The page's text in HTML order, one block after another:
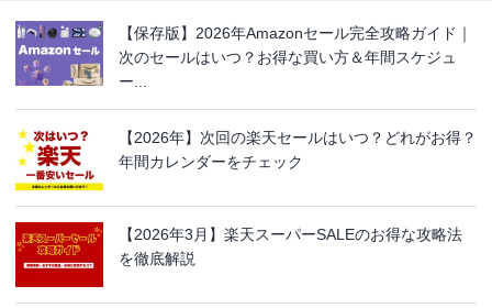
【保存版】2026年Amazonセール完全攻略ガイド｜
次のセールはいつ？お得な買い方＆年間スケジュ
ー...
【2026年】次回の楽天セールはいつ？どれがお得？
年間カレンダーをチェック
【2026年3月】楽天スーパーSALEのお得な攻略法
を徹底解説